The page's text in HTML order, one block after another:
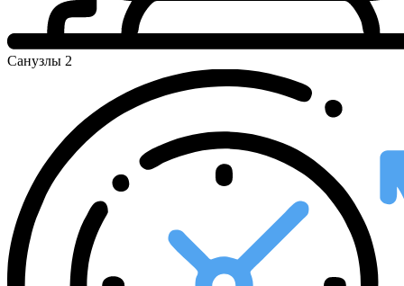
Санузлы 2